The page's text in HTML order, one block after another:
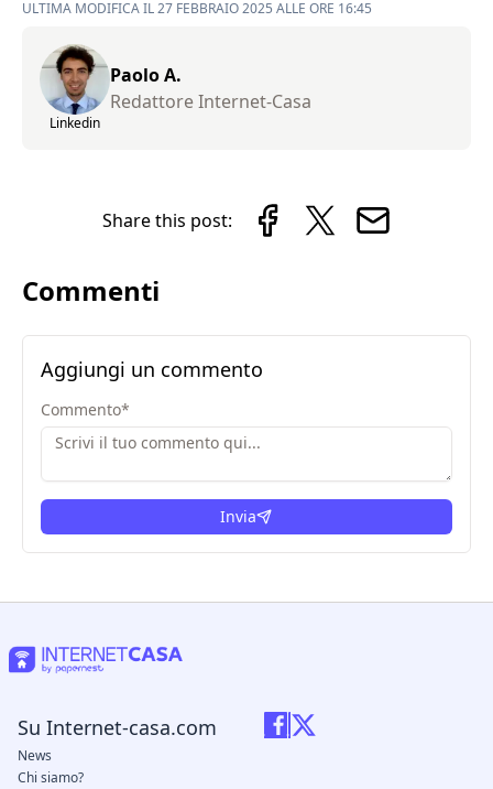
ULTIMA MODIFICA IL 27 FEBBRAIO 2025 ALLE ORE 16:45
Linkedin
Paolo A.
Redattore Internet-Casa
Share this post:
Commenti
Aggiungi un commento
Commento*
Invia
Su Internet-casa.com
News
Chi siamo?